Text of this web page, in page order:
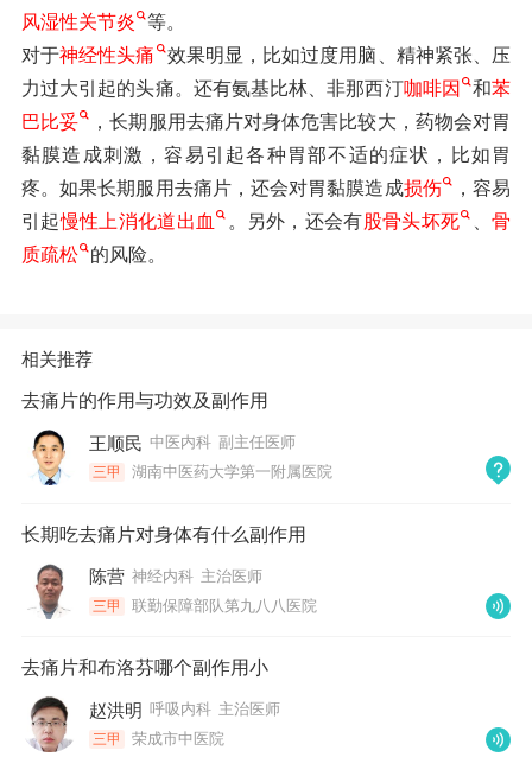
风湿性关节炎
等。
对于神经性头痛
效果明显，比如过度用脑、精神紧张、压
力过大引起的头痛。还有氨基比林、非那西汀咖啡因 和苯
巴比妥
，长期服用去痛片对身体危害比较大，药物会对胃
黏膜造成刺激，容易引起各种胃部不适的症状，比如胃
疼。如果长期服用去痛片，还会对胃黏膜造成损伤
，容易
引起慢性上消化道出血 。另外，还会有股骨头坏死 、骨
质疏松
的风险。
相关推荐
去痛片的作用与功效及副作用
王顺民 中医内科 副主任医师
三甲 湖南中医药大学第一附属医院
长期吃去痛片对身体有什么副作用
陈营 神经内科 主治医师
三甲 联勤保障部队第九八八医院
去痛片和布洛芬哪个副作用小
赵洪明 呼吸内科 主治医师
三甲 荣成市中医院